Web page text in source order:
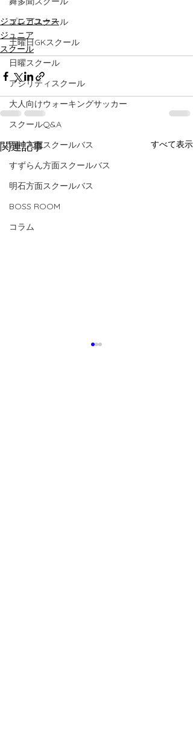
プレゴスクール
土曜日GKスクール
日曜スクール
アジリティスクール
大人向けウォーキングサッカー
スクールQ&A
西神方面スクールバス
すずらん方面スクールバス
明石方面スクールバス
BOSS ROOM
コラム
ジュニアユース
ジュニア
スクール
関連記事 すべて表示